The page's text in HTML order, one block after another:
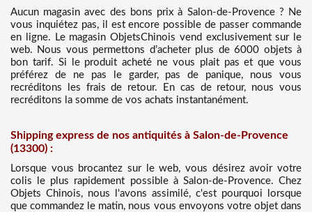
Aucun magasin avec des bons prix à Salon-de-Provence ? Ne
vous inquiétez pas, il est encore possible de passer commande
en ligne. Le magasin ObjetsChinois vend exclusivement sur le
web. Nous vous permettons d’acheter plus de 6000 objets à
bon tarif. Si le produit acheté ne vous plait pas et que vous
préférez de ne pas le garder, pas de panique, nous vous
recréditons les frais de retour. En cas de retour, nous vous
recréditons la somme de vos achats instantanément.
Shipping express de nos antiquités à Salon-de-Provence
(13300) :
Lorsque vous brocantez sur le web, vous désirez avoir votre
colis le plus rapidement possible à Salon-de-Provence. Chez
Objets Chinois, nous l'avons assimilé, c'est pourquoi lorsque
que commandez le matin, nous vous envoyons votre objet dans